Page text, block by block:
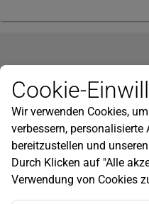
Newsletter
Infos zu neuen Produkten,
unserem Newsletter!
Jetzt anmelden
Hilfe
Cookie-
Wir verwenden Cookies,
verbessern, personalisierte
bereitzustellen und
Durch Klicken auf "Alle
Verwendung von Cookies